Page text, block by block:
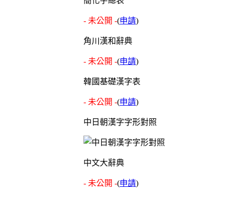
- 未公開 -(申請)
角川漢和辭典
- 未公開 -(申請)
韓國基礎漢字表
- 未公開 -(申請)
中日朝漢字字形對照
中文大辭典
- 未公開 -(申請)